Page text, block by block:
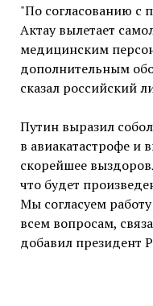
"По согласованию с
Актау вылетает
медицинским
дополнительным
сказал российский
Путин выразил
в авиакатастрофе и
скорейшее
что будет
Мы согласуем
всем вопросам,
добавил президент